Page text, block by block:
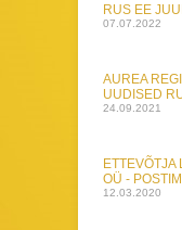
RUS EE
07.07.2022
AUREA
UUDISED
24.09.2021
ETTEVÕTJA
OÜ -
12.03.2020